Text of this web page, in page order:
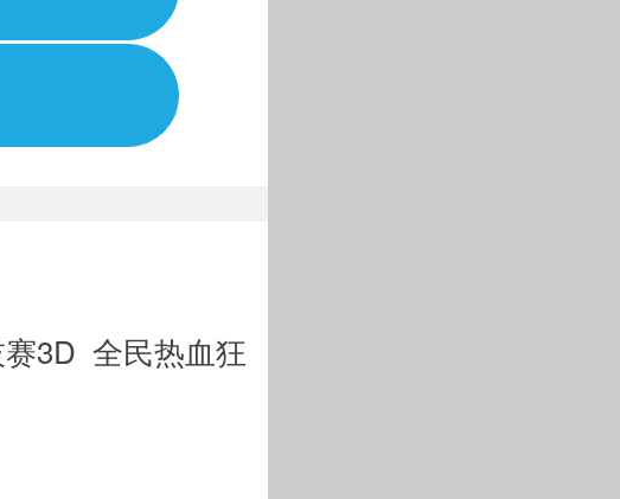
3D 全民热血狂